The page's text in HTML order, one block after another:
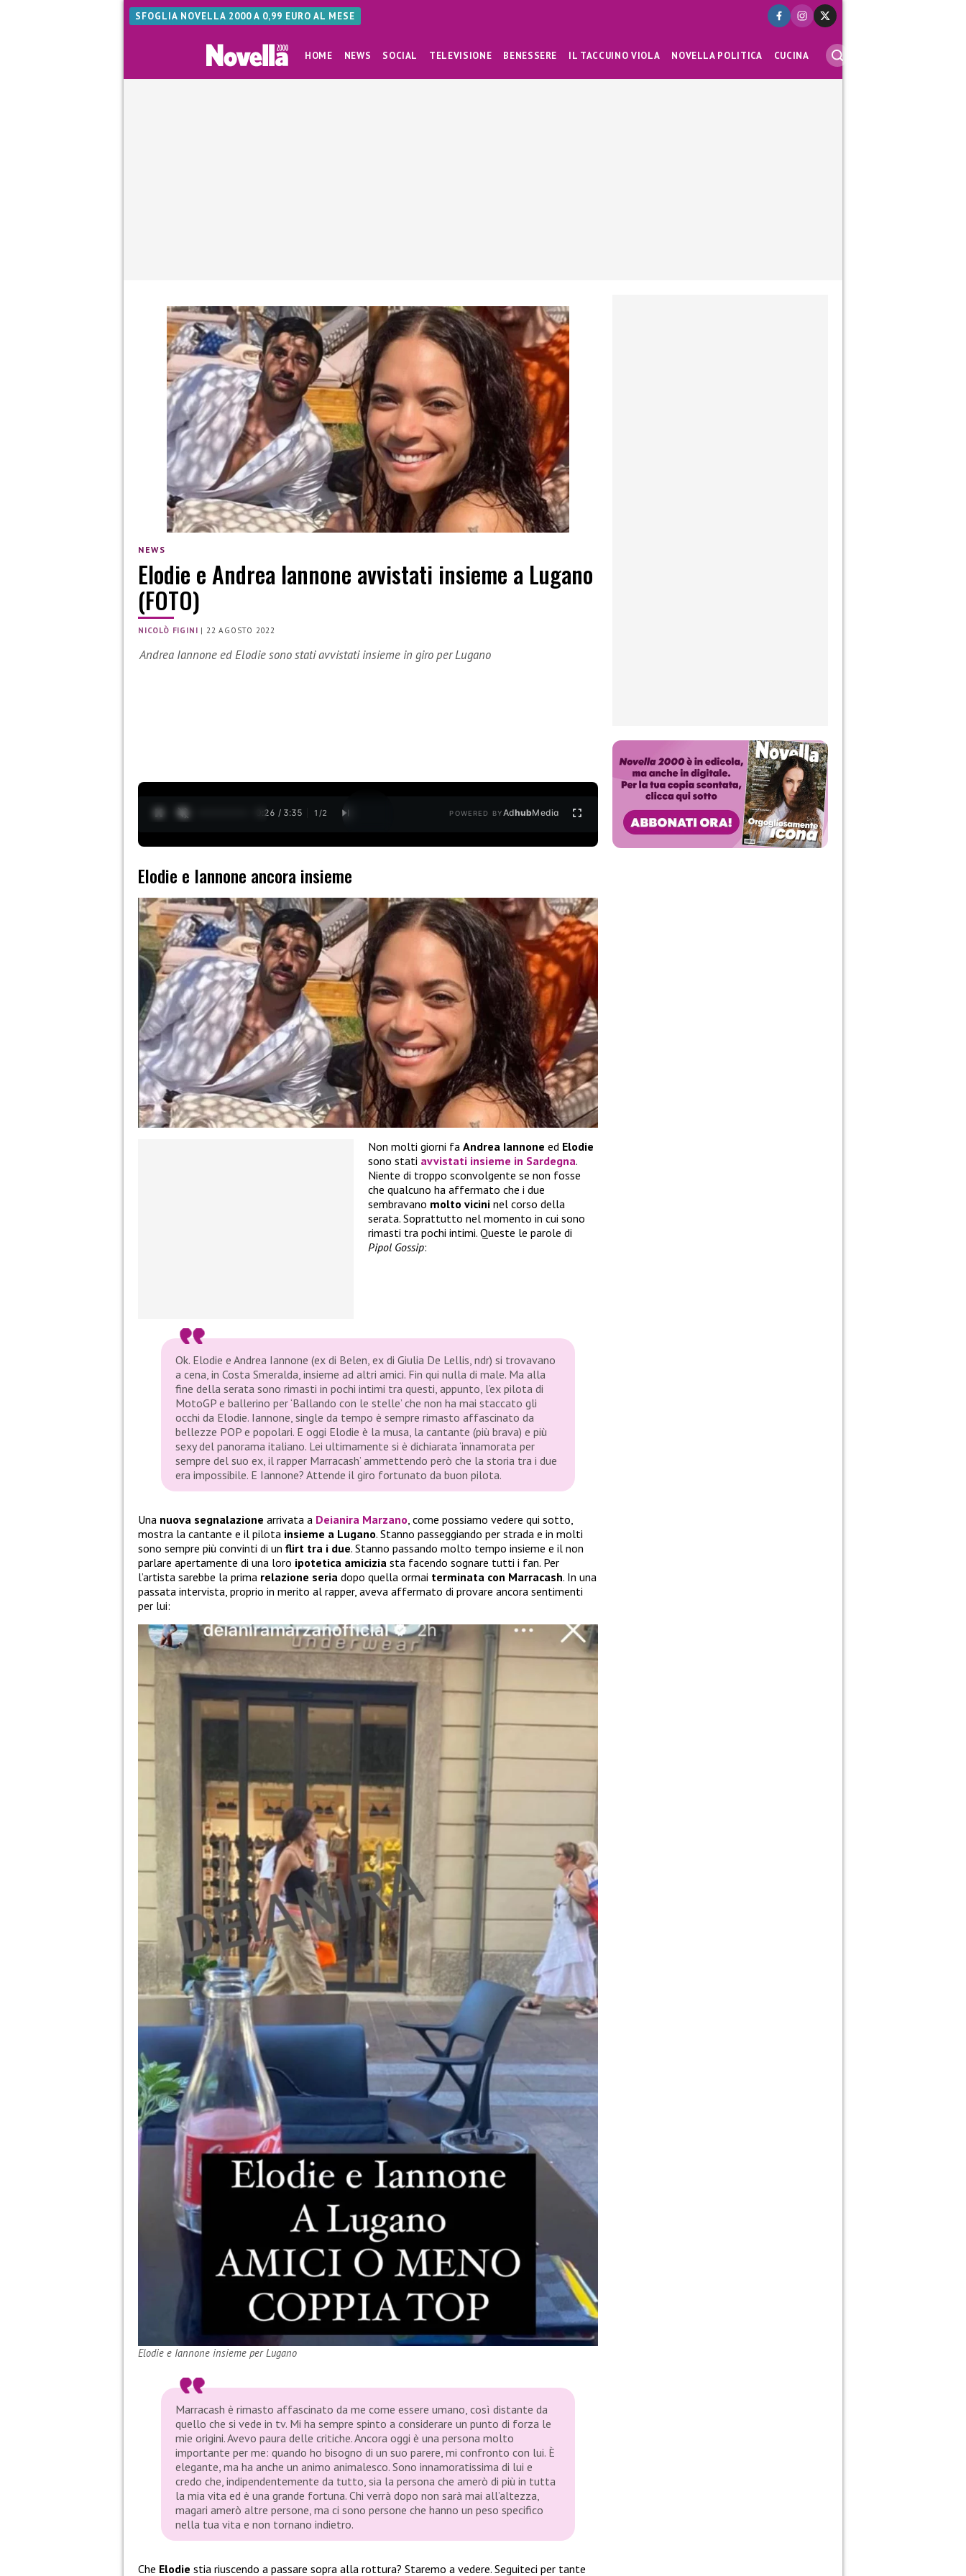
SFOGLIA NOVELLA 2000 A 0,99 EURO AL MESE
HOME NEWS SOCIAL TELEVISIONE BENESSERE IL TACCUINO VIOLA NOVELLA POLITICA CUCINA
NEWS
Elodie e Andrea Iannone avvistati insieme a Lugano
(FOTO)
NICOLÒ FIGINI | 22 AGOSTO 2022
Andrea Iannone ed Elodie sono stati avvistati insieme in giro per Lugano
0:28 / 3:35 1 /2 POWERED BYAdhubMedia
Elodie e Iannone ancora insieme
Non molti giorni fa Andrea Iannone ed Elodie
sono stati avvistati insieme in Sardegna.
Niente di troppo sconvolgente se non fosse
che qualcuno ha affermato che i due
sembravano molto vicini nel corso della
serata. Soprattutto nel momento in cui sono
rimasti tra pochi intimi. Queste le parole di
Pipol Gossip:
Ok. Elodie e Andrea Iannone (ex di Belen, ex di Giulia De Lellis, ndr) si trovavano
a cena, in Costa Smeralda, insieme ad altri amici. Fin qui nulla di male. Ma alla
fine della serata sono rimasti in pochi intimi tra questi, appunto, l’ex pilota di
MotoGP e ballerino per ‘Ballando con le stelle’ che non ha mai staccato gli
occhi da Elodie. Iannone, single da tempo è sempre rimasto affascinato da
bellezze POP e popolari. E oggi Elodie è la musa, la cantante (più brava) e più
sexy del panorama italiano. Lei ultimamente si è dichiarata ‘innamorata per
sempre del suo ex, il rapper Marracash’ ammettendo però che la storia tra i due
era impossibile. E Iannone? Attende il giro fortunato da buon pilota.
Una nuova segnalazione arrivata a Deianira Marzano, come possiamo vedere qui sotto,
mostra la cantante e il pilota insieme a Lugano. Stanno passeggiando per strada e in molti
sono sempre più convinti di un flirt tra i due. Stanno passando molto tempo insieme e il non
parlare apertamente di una loro ipotetica amicizia sta facendo sognare tutti i fan. Per
l’artista sarebbe la prima relazione seria dopo quella ormai terminata con Marracash. In una
passata intervista, proprio in merito al rapper, aveva affermato di provare ancora sentimenti
per lui:
Elodie e Iannone insieme per Lugano
Marracash è rimasto affascinato da me come essere umano, così distante da
quello che si vede in tv. Mi ha sempre spinto a considerare un punto di forza le
mie origini. Avevo paura delle critiche. Ancora oggi è una persona molto
importante per me: quando ho bisogno di un suo parere, mi confronto con lui. È
elegante, ma ha anche un animo animalesco. Sono innamoratissima di lui e
credo che, indipendentemente da tutto, sia la persona che amerò di più in tutta
la mia vita ed è una grande fortuna. Chi verrà dopo non sarà mai all’altezza,
magari amerò altre persone, ma ci sono persone che hanno un peso specifico
nella tua vita e non tornano indietro.
Che Elodie stia riuscendo a passare sopra alla rottura? Staremo a vedere. Seguiteci per tante